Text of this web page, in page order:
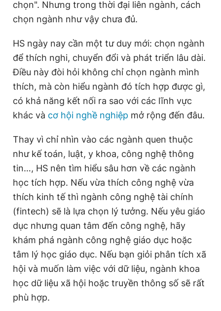
chọn". Nhưng trong thời đại liên ngành, cách
chọn ngành như vậy chưa đủ.
HS ngày nay cần một tư duy mới: chọn ngành
để thích nghi, chuyển đổi và phát triển lâu dài.
Điều này đòi hỏi không chỉ chọn ngành mình
thích, mà còn hiểu ngành đó tích hợp được gì,
có khả năng kết nối ra sao với các lĩnh vực
khác và cơ hội nghề nghiệp mở rộng đến đâu.
Thay vì chỉ nhìn vào các ngành quen thuộc
như kế toán, luật, y khoa, công nghệ thông
tin…, HS nên tìm hiểu sâu hơn về các ngành
học tích hợp. Nếu vừa thích công nghệ vừa
thích kinh tế thì ngành công nghệ tài chính
(fintech) sẽ là lựa chọn lý tưởng. Nếu yêu giáo
dục nhưng quan tâm đến công nghệ, hãy
khám phá ngành công nghệ giáo dục hoặc
tâm lý học giáo dục. Nếu bạn giỏi phân tích xã
hội và muốn làm việc với dữ liệu, ngành khoa
học dữ liệu xã hội hoặc truyền thông số sẽ rất
phù hợp.